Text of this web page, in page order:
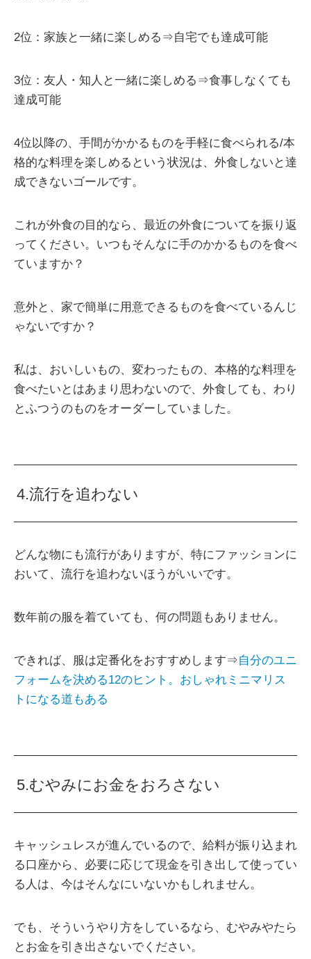
2位：家族と一緒に楽しめる⇒自宅でも達成可能
3位：友人・知人と一緒に楽しめる⇒食事しなくても
達成可能
4位以降の、手間がかかるものを手軽に食べられる/本
格的な料理を楽しめるという状況は、外食しないと達
成できないゴールです。
これが外食の目的なら、最近の外食についてを振り返
ってください。いつもそんなに手のかかるものを食べ
ていますか？
意外と、家で簡単に用意できるものを食べているんじ
ゃないですか？
私は、おいしいもの、変わったもの、本格的な料理を
食べたいとはあまり思わないので、外食しても、わり
とふつうのものをオーダーしていました。
4.流行を追わない
どんな物にも流行がありますが、特にファッションに
おいて、流行を追わないほうがいいです。
数年前の服を着ていても、何の問題もありません。
できれば、服は定番化をおすすめします⇒自分のユニ
フォームを決める12のヒント。おしゃれミニマリス
トになる道もある
5.むやみにお金をおろさない
キャッシュレスが進んでいるので、給料が振り込まれ
る口座から、必要に応じて現金を引き出して使ってい
る人は、今はそんなにいないかもしれません。
でも、そういうやり方をしているなら、むやみやたら
とお金を引き出さないでください。